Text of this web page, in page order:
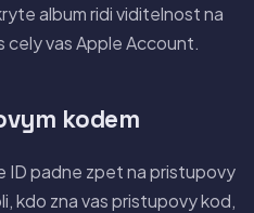
album ridi viditelnost na
cely vas Apple Account.
kodem
ID padne zpet na pristupovy
kdo zna vas pristupovy kod,